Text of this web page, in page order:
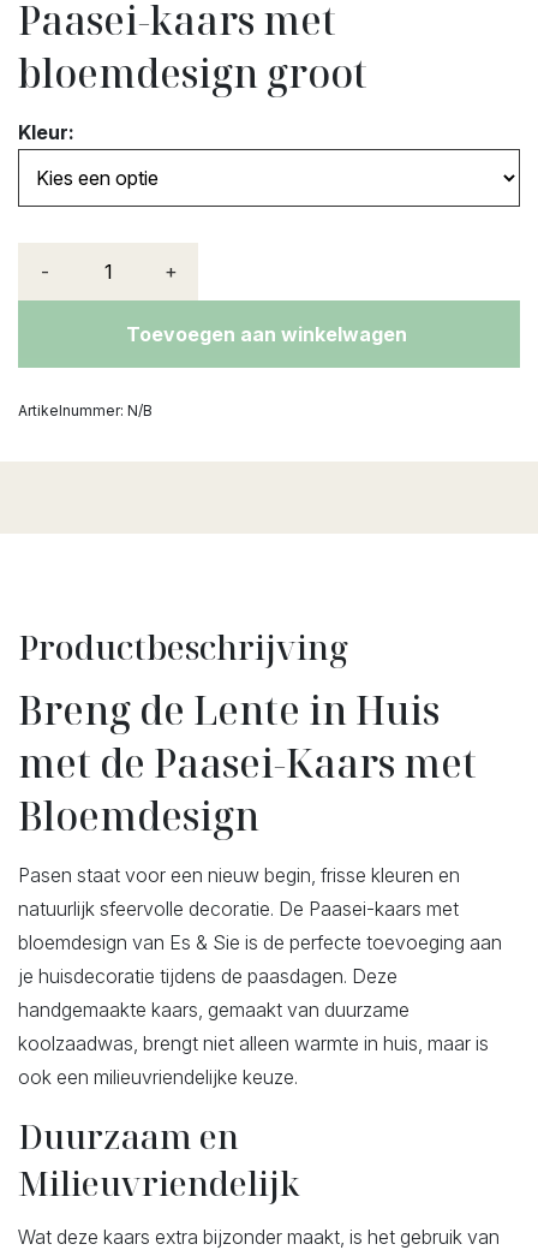
Paasei-kaars met
bloemdesign groot
Kleur:
- +
Toevoegen aan winkelwagen
Artikelnummer: N/B
Productbeschrijving
Breng de Lente in Huis
met de Paasei-Kaars met
Bloemdesign
Pasen staat voor een nieuw begin, frisse kleuren en
natuurlijk sfeervolle decoratie. De Paasei-kaars met
bloemdesign van Es & Sie is de perfecte toevoeging aan
je huisdecoratie tijdens de paasdagen. Deze
handgemaakte kaars, gemaakt van duurzame
koolzaadwas, brengt niet alleen warmte in huis, maar is
ook een milieuvriendelijke keuze.
Duurzaam en
Milieuvriendelijk
Wat deze kaars extra bijzonder maakt, is het gebruik van